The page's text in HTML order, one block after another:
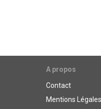
A propos
Contact
Mentions